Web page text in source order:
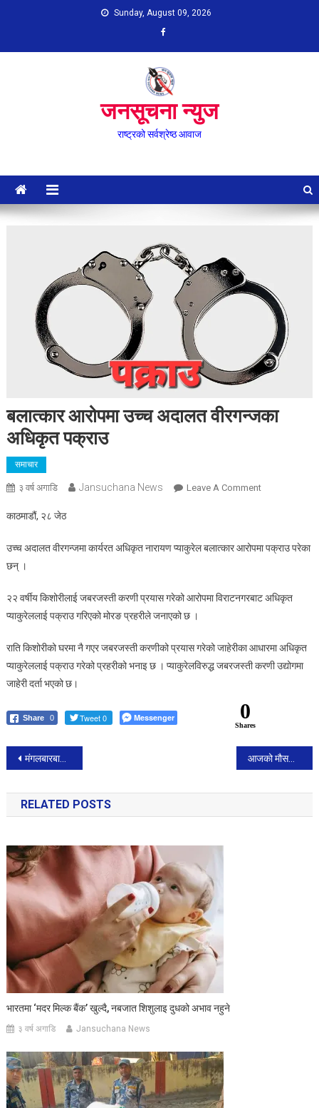
Sunday, August 09, 2026
जनसूचना न्युज
राष्ट्रको सर्वश्रेष्ठ आवाज
बलात्कार आरोपमा उच्च अदालत वीरगन्जका
अधिकृत पक्राउ
समाचार
३ वर्ष अगाडि Jansuchana News Leave A CommentOn
अदालत
पक्राउ
काठमाडौं, २८ जेठ
उच्च अदालत वीरगन्जमा कार्यरत अधिकृत नारायण प्याकुरेल बलात्कार आरोपमा पक्राउ परेका
छन् ।
२२ वर्षीय किशोरीलाई जबरजस्ती करणी प्रयास गरेको आरोपमा विराटनगरबाट अधिकृत
प्याकुरेललाई पक्राउ गरिएको मोरङ प्रहरीले जनाएको छ ।
राति किशोरीको घरमा नै गएर जबरजस्ती करणीको प्रयास गरेको जाहेरीका आधारमा अधिकृत
प्याकुरेललाई पक्राउ गरेको प्रहरीको भनाइ छ । प्याकुरेलविरुद्ध जबरजस्ती करणी उद्योगमा
जाहेरी दर्ता भएको छ।
Share 0 Tweet 0 Messenger 0
Shares
Post
navigation
मंगलबारबाट नेपालमा मनसुन प्रवेश हुने आजको मौसमः अत्याधिक गर्मीवाट बच्न माैसम बिभागकाे अनुराेध
RELATED POSTS
भारतमा ‘मदर मिल्क बैंक’ खुल्दै, नबजात शिशुलाइ दुधको अभाव नहुने
३ वर्ष अगाडि Jansuchana News